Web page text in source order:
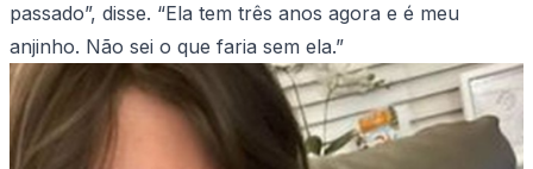
passado”, disse. “Ela tem três anos agora e é meu
anjinho. Não sei o que faria sem ela.”